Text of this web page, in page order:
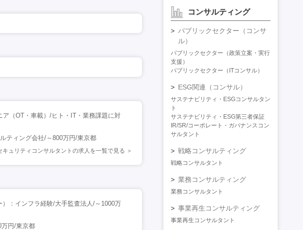
ア（OT・車載）/ヒト・IT・業務課題に対
ティング会社/～800万円/東京都
キュリティコンサルタントの求人を一覧で見る
：インフラ経験/大手監査法人/～1000万
円/東京都
コンサルティング
パブリックセクター（コンサ
ル）
パブリックセクター（政策立案・実行
支援）
パブリックセクター（ITコンサル）
ESG関連（コンサル）
サステナビリティ・ESGコンサルタン
ト
サステナビリティ・ESG第三者保証
IR/SR/コーポレート・ガバナンスコン
サルタント
戦略コンサルティング
戦略コンサルタント
業務コンサルティング
業務コンサルタント
事業再生コンサルティング
事業再生コンサルタント